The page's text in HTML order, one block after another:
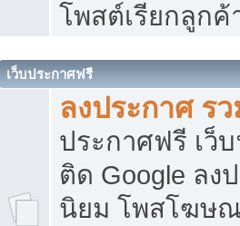
โพสต์เรียกลูกค้
เว็บประกาศฟรี
ลงประกาศ ร
ประกาศฟรี เว็
ติด Google ลง
นิยม โพสโฆษ